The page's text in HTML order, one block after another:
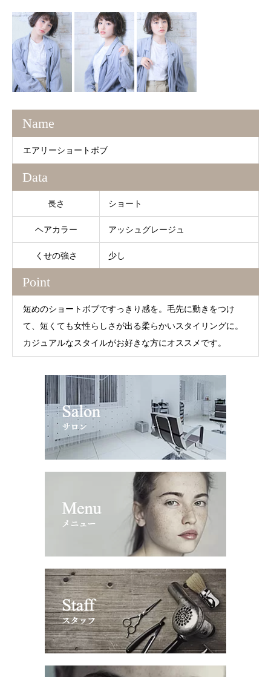
Name
エアリーショートボブ
Data
長さ ショート
ヘアカラー アッシュグレージュ
くせの強さ 少し
Point
短めのショートボブですっきり感を。毛先に動きをつけ
て、短くても女性らしさが出る柔らかいスタイリングに。
カジュアルなスタイルがお好きな方にオススメです。